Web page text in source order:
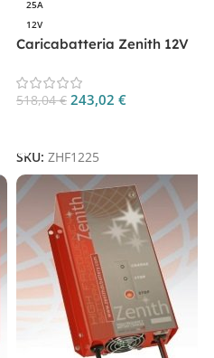
25A
12V
Caricabatteria Zenith 12V
518,04€ 243,02 €
SKU: ZHF1225